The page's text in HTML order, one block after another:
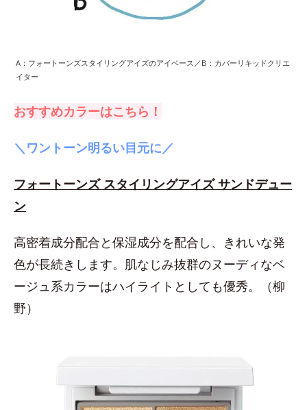
A：フォートーンズスタイリングアイズのアイベース／B：カバーリキッドクリエ
イター
おすすめカラーはこちら！
＼ワントーン明るい目元に／
フォートーンズ スタイリングアイズ サンドデュー
ン
高密着成分配合と保湿成分を配合し、きれいな発
色が長続きします。肌なじみ抜群のヌーディなベ
ージュ系カラーはハイライトとしても優秀。（柳
野）